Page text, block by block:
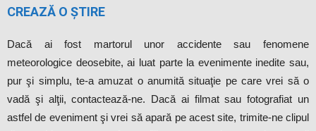
Dacă ai fost martorul unor accidente sau fenomene
pur şi simplu, te-a amuzat o anumită situaţie pe care vrei să o
vadă şi alţii, contactează-ne. Dacă ai filmat sau fotografiat un
astfel de eveniment şi vrei să apară pe acest site, trimite-ne clipul
tău video sau fotografiile pe adresa de mail
ziarul.nostru@yahoo.com.